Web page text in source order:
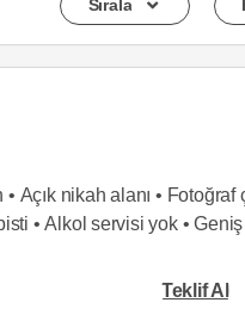
Sırala
Açık nikah alanı • Fotoğraf
• Alkol servisi yok •
Teklif Al